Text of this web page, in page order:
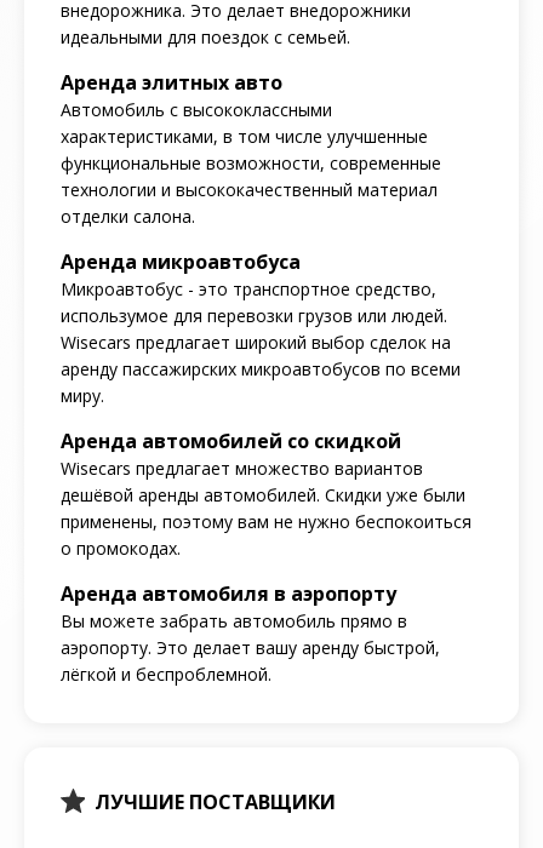
внедорожника. Это делает внедорожники
идеальными для поездок с семьей.
Аренда элитных авто
Автомобиль с высококлассными
характеристиками, в том числе улучшенные
функциональные возможности, современные
технологии и высококачественный материал
отделки салона.
Аренда микроавтобуса
Микроавтобус - это транспортное средство,
использумое для перевозки грузов или людей.
Wisecars предлагает широкий выбор сделок на
аренду пассажирских микроавтобусов по всеми
миру.
Аренда автомобилей со скидкой
Wisecars предлагает множество вариантов
дешёвой аренды автомобилей. Скидки уже были
применены, поэтому вам не нужно беспокоиться
о промокодах.
Аренда автомобиля в аэропорту
Вы можете забрать автомобиль прямо в
аэропорту. Это делает вашу аренду быстрой,
лёгкой и беспроблемной.
ЛУЧШИЕ ПОСТАВЩИКИ